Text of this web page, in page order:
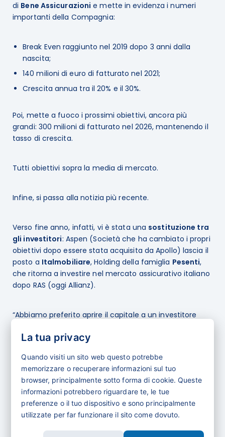
di Bene Assicurazioni e mette in evidenza i numeri
importanti della Compagnia:
Break Even raggiunto nel 2019 dopo 3 anni dalla
nascita;
140 milioni di euro di fatturato nel 2021;
Crescita annua tra il 20% e il 30%.
Poi, mette a fuoco i prossimi obiettivi, ancora più
grandi: 300 milioni di fatturato nel 2026, mantenendo il
tasso di crescita.
Tutti obiettivi sopra la media di mercato.
Infine, si passa alla notizia più recente.
Verso fine anno, infatti, vi è stata una sostituzione tra
gli investitori: Aspen (Società che ha cambiato i propri
obiettivi dopo essere stata acquisita da Apollo) lascia il
posto a Italmobiliare, Holding della famiglia Pesenti,
che ritorna a investire nel mercato assicurativo italiano
dopo RAS (oggi Allianz).
“Abbiamo preferito aprire il capitale a un investitore
capitali vista la sua lunga esperienza e penso non solo a
nuovo piano (dopo il 2026), ma anche ad un’emissione
obbligazionaria che potremmo utilizzare per finanziare
un’eventuale acquisizione”, ha commentatoAndrea
Sabìa, Amministratore Delegato di Bene Assicurazioni al
termine dell’intervista.
La tua privacy
Quando visiti un sito web questo potrebbe
memorizzare o recuperare informazioni sul tuo
browser, principalmente sotto forma di cookie. Queste
informazioni potrebbero riguardare te, le tue
preferenze o il tuo dispositivo e sono principalmente
utilizzate per far funzionare il sito come dovuto.